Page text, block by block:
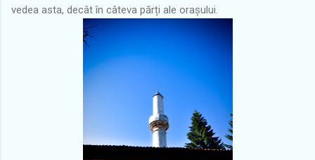
vedea asta, decât în câteva părți ale orașului.